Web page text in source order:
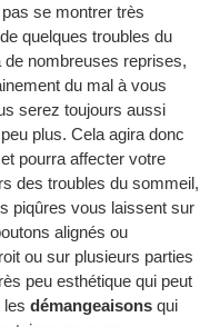
se montrer très
quelques troubles du
nombreuses reprises,
du mal à vous
serez toujours aussi
plus. Cela agira donc
pourra affecter votre
des troubles du sommeil,
piqûres vous laissent sur
alignés ou
ou sur plusieurs parties
peu esthétique qui peut
les démangeaisons qui